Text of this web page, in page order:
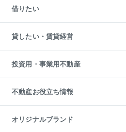
中古一戸建ての購入
不動産購入の流れ
注目キーワード物件特集
購入ガイド
English 繁体中文簡体中文
一戸建ての売却・査定
土地の売却・査定
スピードAI査定
不動産査定について
不動産売却の流れ
不動産買換えの流れ
売却ガイド
借りたい
オフィス・店舗の賃貸
借りるときの流れ
借りるガイド
貸したい・賃貸経営
マンション賃料データ
賃貸管理プラン
リロケーションについて
貸すガイド
投資用・事業用不動産
事業用不動産
マンション投資
投資用マンション
アパート経営
不動産お役立ち情報
マンションライブラリー
人気マンションランキング
オリジナルブランド